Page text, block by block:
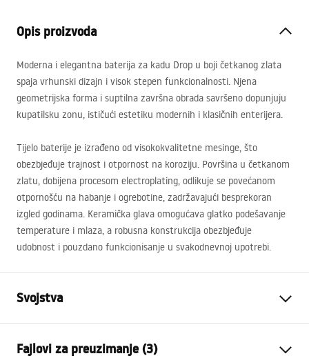
Opis proizvoda
Moderna i elegantna baterija za kadu Drop u boji četkanog zlata
spaja vrhunski dizajn i visok stepen funkcionalnosti. Njena
geometrijska forma i suptilna završna obrada savršeno dopunjuju
kupatilsku zonu, ističući estetiku modernih i klasičnih enterijera.
Tijelo baterije je izrađeno od visokokvalitetne mesinge, što
obezbjeđuje trajnost i otpornost na koroziju. Površina u četkanom
zlatu, dobijena procesom electroplating, odlikuje se povećanom
otpornošću na habanje i ogrebotine, zadržavajući besprekoran
izgled godinama. Keramička glava omogućava glatko podešavanje
temperature i mlaza, a robusna konstrukcija obezbjeđuje
udobnost i pouzdano funkcionisanje u svakodnevnoj upotrebi.
Svojstva
Fajlovi za preuzimanje (3)